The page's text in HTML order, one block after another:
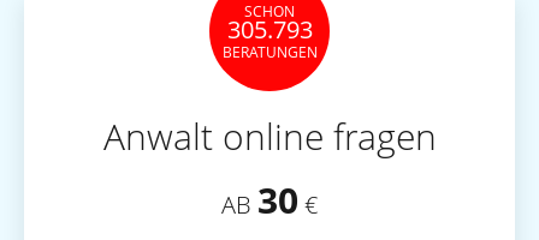
SCHON
305.793
BERATUNGEN
Anwalt online fragen
AB 30 €